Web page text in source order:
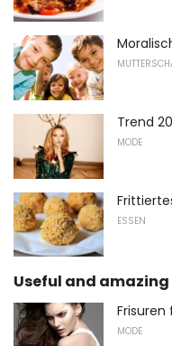
Trend
MODE
ESSEN
Useful and amazing
MODE